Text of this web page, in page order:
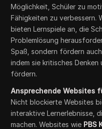
Möglichkeit, Schüler zu
Fähigkeiten zu verbessern.
bieten Lernspiele an, die
Problemlösung
Spaß, sondern fördern
indem sie kritisches
fördern.
Ansprechende Websites
Nicht blockierte Websites
interaktive Lernerlebnisse,
machen. Websites wie PBS